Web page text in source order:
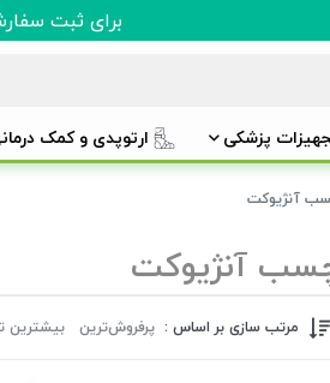
برای ثبت
پزشکی ارتوپدی و کمک
آنژیوکت
آنژیوکت
مرتب سازی بر اساس : پرفروش‌ترین‌ بیشترین